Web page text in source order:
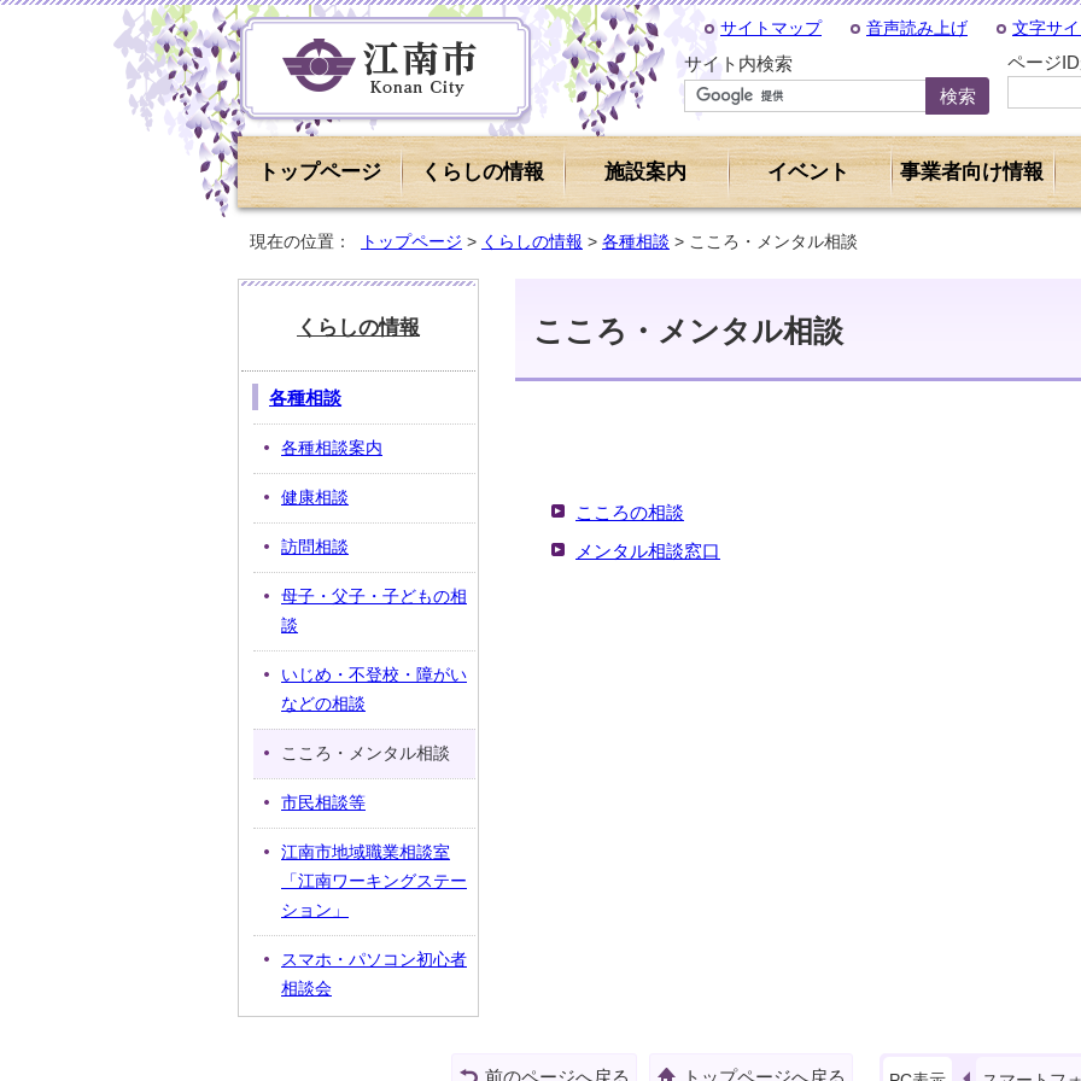
サイトマップ 音声読み上げ 文字サ
サイト内検索 ページ
トップページ くらしの情報 施設案内 イベント 事業者向け情報
現在の位置： トップページ > くらしの情報 > 各種相談 > こころ・メンタル相談
こころ・メンタル相談
こころの相談
メンタル相談窓口
くらしの情報
各種相談
各種相談案内
健康相談
訪問相談
母子・父子・子どもの相
談
いじめ・不登校・障がい
などの相談
こころ・メンタル相談
市民相談等
江南市地域職業相談室
「江南ワーキングステー
ション」
スマホ・パソコン初心者
相談会
前のページへ戻る トップページへ戻る